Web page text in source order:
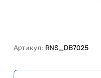
Артикул: RNS_DB7025